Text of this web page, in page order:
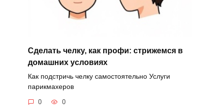
Сделать челку, как профи: стрижемся в
домашних условиях
Как подстричь челку самостоятельно Услуги
парикмахеров
0 0